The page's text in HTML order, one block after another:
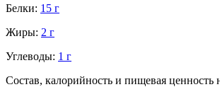
Белки: 15 г
Жиры: 2 г
Углеводы: 1 г
Состав, калорийность и пищевая ценность